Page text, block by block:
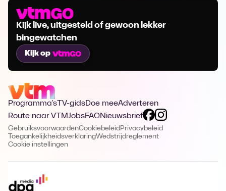
Kijk live, uitgesteld of gewoon lekker
bingewatchen
Kijk op
Programma's TV-gidsDoe meeAdverteren
Route naar VTMJobsFAQNieuwsbrief
GebruiksvoorwaardenCookiebeleid Privacybeleid
ToegankelijkheidsverklaringWedstrijdreglement
Cookie instellingen